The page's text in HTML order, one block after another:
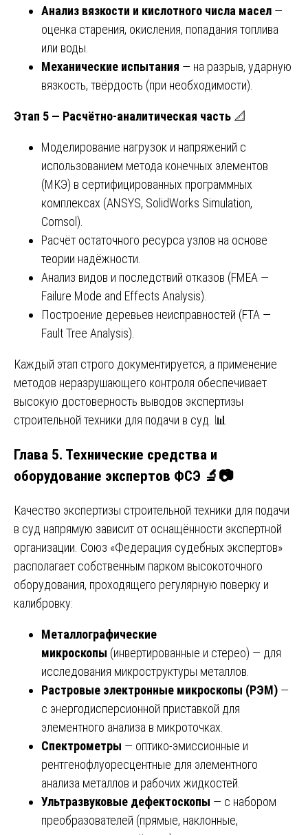
Анализ вязкости и кислотного числа масел —
оценка старения, окисления, попадания топлива
или воды.
Механические испытания — на разрыв, ударную
вязкость, твёрдость (при необходимости).
Этап 5 — Расчётно-аналитическая часть 📐
Моделирование нагрузок и напряжений с
использованием метода конечных элементов
(МКЭ) в сертифицированных программных
комплексах (ANSYS, SolidWorks Simulation,
Comsol).
Расчёт остаточного ресурса узлов на основе
теории надёжности.
Анализ видов и последствий отказов (FMEA —
Failure Mode and Effects Analysis).
Построение деревьев неисправностей (FTA —
Fault Tree Analysis).
Каждый этап строго документируется, а применение
методов неразрушающего контроля обеспечивает
высокую достоверность выводов экспертизы
строительной техники для подачи в суд. 📊
Глава 5. Технические средства и
оборудование экспертов ФСЭ 🔬📷
Качество экспертизы строительной техники для подачи
в суд напрямую зависит от оснащённости экспертной
организации. Союз «Федерация судебных экспертов»
располагает собственным парком высокоточного
оборудования, проходящего регулярную поверку и
калибровку:
Металлографические
микроскопы (инвертированные и стерео) — для
исследования микроструктуры металлов.
Растровые электронные микроскопы (РЭМ) —
с энергодисперсионной приставкой для
элементного анализа в микроточках.
Спектрометры — оптико-эмиссионные и
рентгенофлуоресцентные для элементного
анализа металлов и рабочих жидкостей.
Ультразвуковые дефектоскопы — с набором
преобразователей (прямые, наклонные,